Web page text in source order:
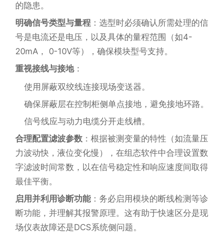
的隐患。
明确信号类型与量程 ：选型时必须确认所需处理的信
号是电流还是电压，以及具体的量程范围（如4-
20mA， 0-10V等），确保模块型号支持。
重视接线与接地：
使用屏蔽双绞线连接现场变送器。
确保屏蔽层在控制柜侧单点接地，避免接地环路。
信号线应与动力电缆分开走线槽。
合理配置滤波参数 ：根据被测变量的特性（如流量压
力波动快，液位变化慢），在组态软件中合理设置数
字滤波时间常数，以在信号稳定性和响应速度间取得
最佳平衡。
启用并利用诊断功能：务必启用模块的断线检测等诊
断功能，并理解其报警原理。这有助于快速区分是现
场仪表故障还是DCS系统侧问题。